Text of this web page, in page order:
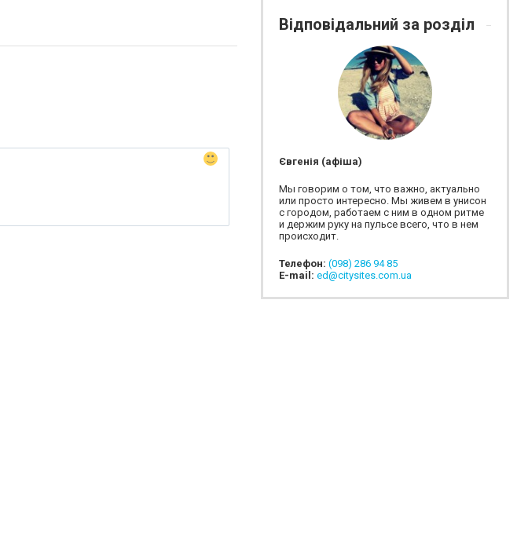
Відповідальний за розділ
Євгенія (афіша)
Мы говорим о том, что важно, актуально
или просто интересно. Мы живем в унисон
с городом, работаем с ним в одном ритме
и держим руку на пульсе всего, что в нем
происходит.
Телефон: (098) 286 94 85
E-mail: ed@citysites.com.ua